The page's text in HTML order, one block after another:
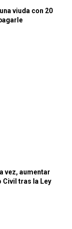
viuda con 20
vez, aumentar
tras la Ley